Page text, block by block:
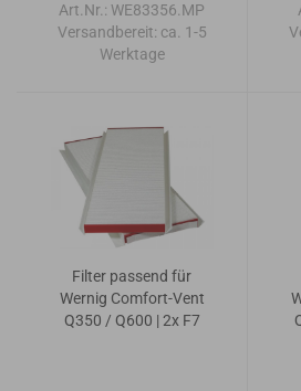
Art.Nr.: WE83356.MP
Versandbereit: ca. 1-5
Werktage
Filter passend für
Wernig Comfort-Vent
Q350 / Q600 | 2x F7